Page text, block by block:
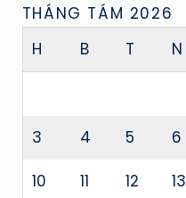
THÁNG TÁM 2026
H
B T N
3 4 5 6
10 11 12 13